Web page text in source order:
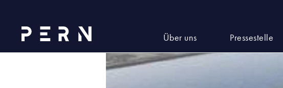
Über uns Pressestelle
Dla nauczycieli